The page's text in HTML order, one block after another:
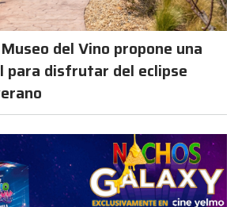
del Vino propone una
para disfrutar del eclipse